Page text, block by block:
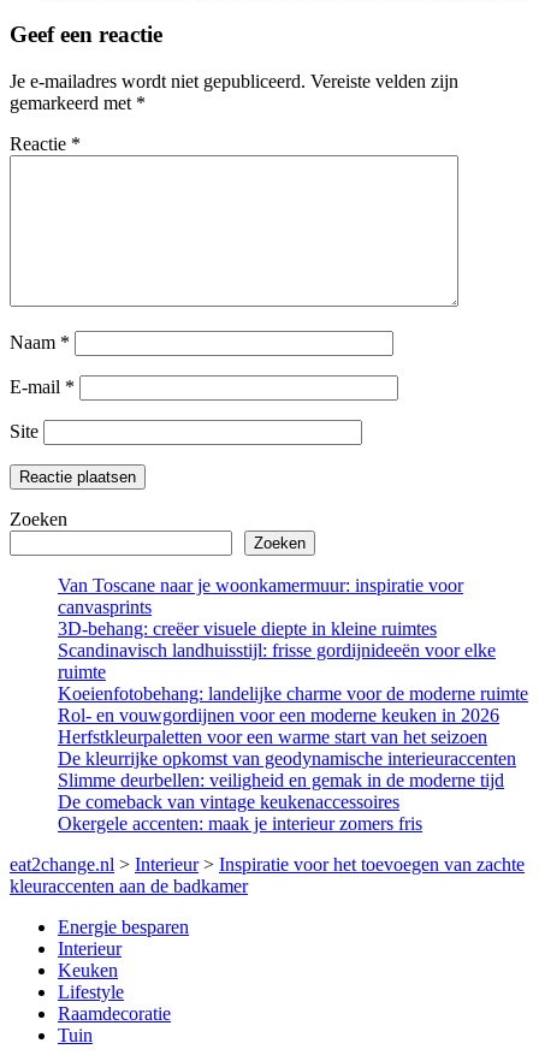
Geef een reactie
Je e-mailadres wordt niet gepubliceerd. Vereiste velden zijn
gemarkeerd met *
Reactie *
Naam *
E-mail *
Site
Zoeken
Zoeken
Van Toscane naar je woonkamermuur: inspiratie voor
canvasprints
3D-behang: creëer visuele diepte in kleine ruimtes
Scandinavisch landhuisstijl: frisse gordijnideeën voor elke
ruimte
Koeienfotobehang: landelijke charme voor de moderne ruimte
Rol- en vouwgordijnen voor een moderne keuken in 2026
Herfstkleurpaletten voor een warme start van het seizoen
De kleurrijke opkomst van geodynamische interieuraccenten
Slimme deurbellen: veiligheid en gemak in de moderne tijd
De comeback van vintage keukenaccessoires
Okergele accenten: maak je interieur zomers fris
eat2change.nl > Interieur> Inspiratie voor het toevoegen van zachte
kleuraccenten aan de badkamer
Energie besparen
Interieur
Keuken
Lifestyle
Raamdecoratie
Tuin